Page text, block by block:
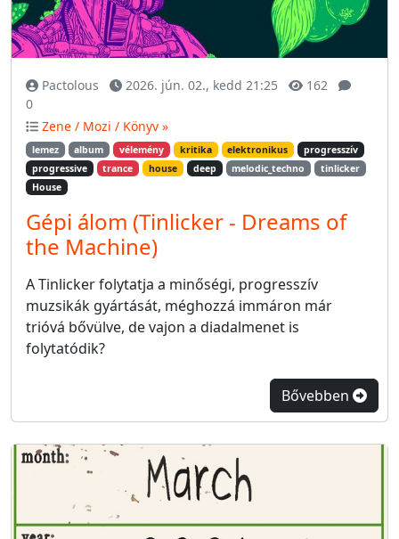
Pactolous 2026. jún. 02., kedd 21:25
162
0
Zene / Mozi / Könyv »
lemez album vélemény kritika elektronikus
progresszív
progressive
trance house deep melodic_techno
tinlicker
House
Gépi álom (Tinlicker - Dreams of
the Machine)
A Tinlicker folytatja a minőségi, progresszív
muzsikák gyártását, méghozzá immáron már
trióvá bővülve, de vajon a diadalmenet is
folytatódik?
Bővebben